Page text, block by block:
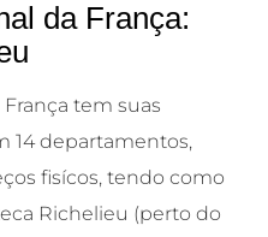
da França:
tem suas
14 departamentos,
fisícos, tendo como
Richelieu (perto do